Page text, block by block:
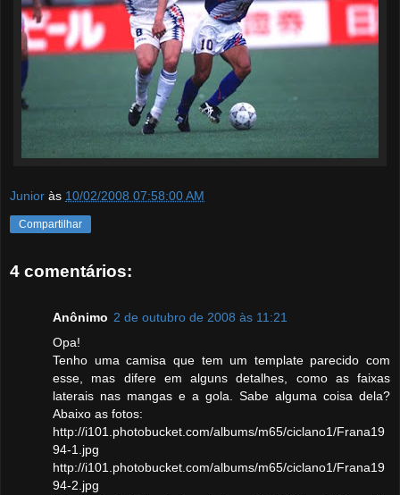
Junior às 10/02/2008 07:58:00 AM
Compartilhar
4 comentários:
Anônimo 2 de outubro de 2008 às 11:21
Opa!
Tenho uma camisa que tem um template parecido com
esse, mas difere em alguns detalhes, como as faixas
laterais nas mangas e a gola. Sabe alguma coisa dela?
Abaixo as fotos:
http://i101.photobucket.com/albums/m65/ciclano1/Frana19
94-1.jpg
http://i101.photobucket.com/albums/m65/ciclano1/Frana19
94-2.jpg